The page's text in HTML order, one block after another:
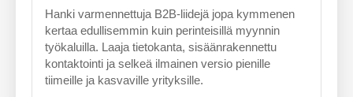
Hanki varmennettuja B2B-liidejä jopa kymmenen
kertaa edullisemmin kuin perinteisillä myynnin
työkaluilla. Laaja tietokanta, sisäänrakennettu
kontaktointi ja selkeä ilmainen versio pienille
tiimeille ja kasvaville yrityksille.